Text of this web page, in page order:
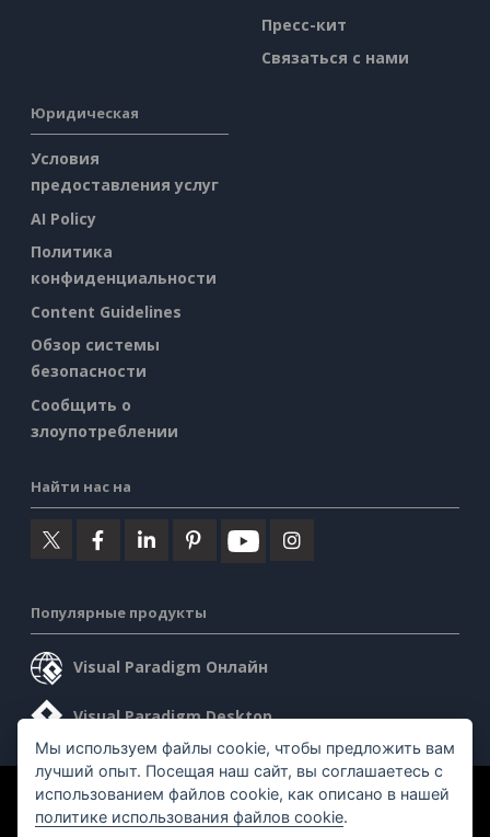
Пресс-кит
Связаться с нами
Юридическая
Условия
предоставления услуг
AI Policy
Политика
конфиденциальности
Content Guidelines
Обзор системы
безопасности
Сообщить о
злоупотреблении
Найти нас на
Популярные продукты
Visual Paradigm Онлайн
Visual Paradigm Desktop
©2026 by Visual Paradigm. Все права защищены.
Мы используем файлы cookie, чтобы предложить вам
лучший опыт. Посещая наш сайт, вы соглашаетесь с
использованием файлов cookie, как описано в нашей
политике использования файлов cookie.